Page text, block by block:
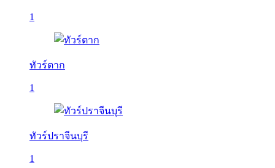
1
ทัวร์ตาก
1
ทัวร์ปราจีนบุรี
1